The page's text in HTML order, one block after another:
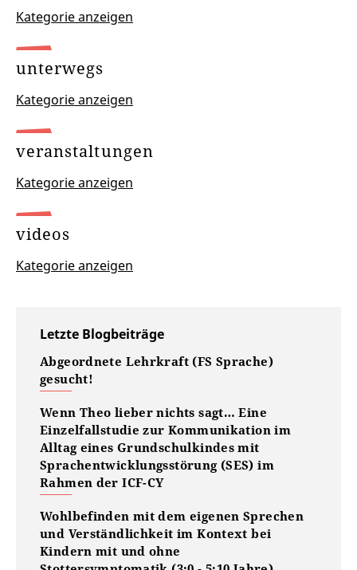
Kategorie anzeigen
unterwegs
Kategorie anzeigen
veranstaltungen
Kategorie anzeigen
videos
Kategorie anzeigen
Letzte Blogbeiträge
Abgeordnete Lehrkraft (FS Sprache)
gesucht!
Wenn Theo lieber nichts sagt… Eine
Einzelfallstudie zur Kommunikation im
Alltag eines Grundschulkindes mit
Sprachentwicklungsstörung (SES) im
Rahmen der ICF-CY
Wohlbefinden mit dem eigenen Sprechen
und Verständlichkeit im Kontext bei
Kindern mit und ohne